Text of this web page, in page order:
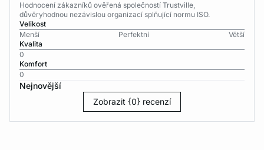
Hodnocení zákazníků ověřená společností Trustville,
důvěryhodnou nezávislou organizací splňující normu ISO.
Velikost
Menší
Perfektní
Větší
Kvalita
0
Komfort
0
Nejnovější
Zobrazit {0} recenzí